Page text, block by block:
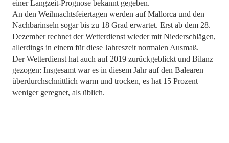
einer Langzeit-Prognose bekannt gegeben.
An den Weihnachtsfeiertagen werden auf Mallorca und den
Nachbarinseln sogar bis zu 18 Grad erwartet. Erst ab dem 28.
Dezember rechnet der Wetterdienst wieder mit Niederschlägen,
allerdings in einem für diese Jahreszeit normalen Ausmaß.
Der Wetterdienst hat auch auf 2019 zurückgeblickt und Bilanz
gezogen: Insgesamt war es in diesem Jahr auf den Balearen
überdurchschnittlich warm und trocken, es hat 15 Prozent
weniger geregnet, als üblich.